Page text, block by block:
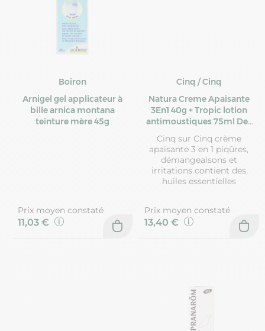
Boiron
Arnigel gel applicateur à
bille arnica montana
teinture mère 45g
Prix moyen constaté
11,03 €
Cinq / Cinq
Natura Creme Apaisante
3En1 40g + Tropic lotion
antimoustiques 75ml Des
Cinq sur Cinq crème
apaisante 3 en 1 piqûres,
démangeaisons et
irritations contient des
huiles essentielles
Prix moyen constaté
13,40 €